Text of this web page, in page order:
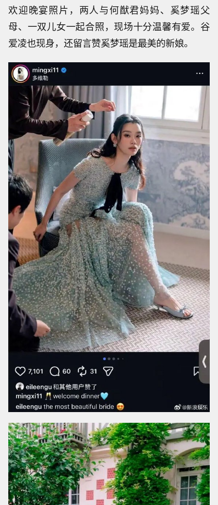
欢迎晚宴照片，两人与何猷君妈妈、奚梦瑶父
母、一双儿女一起合照，现场十分温馨有爱。谷
爱凌也现身，还留言赞奚梦瑶是最美的新娘。